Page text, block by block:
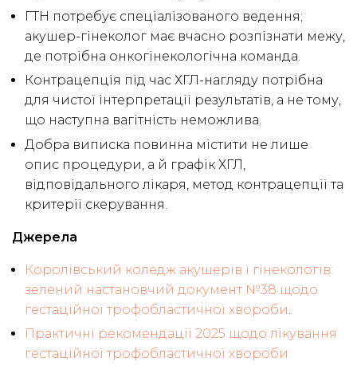
ГТН потребує спеціалізованого ведення;
акушер-гінеколог має вчасно розпізнати межу,
де потрібна онкогінекологічна команда.
Контрацепція під час ХГЛ-нагляду потрібна
для чистої інтерпретації результатів, а не тому,
що наступна вагітність неможлива.
Добра виписка повинна містити не лише
опис процедури, а й графік ХГЛ,
відповідального лікаря, метод контрацепції та
критерії скерування.
Джерела
Королівський коледж акушерів і гінекологів:
зелений настановчий документ №38 щодо
гестаційної трофобластичної хвороби
Практичні рекомендації 2025 щодо лікування
гестаційної трофобластичної хвороби: